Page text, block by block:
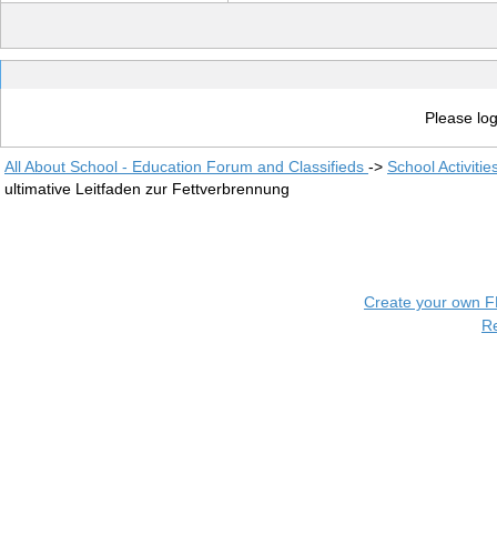
Please
All About School - Education Forum and Classifieds -> School
ultimative Leitfaden zur Fettverbrennung
Create your own